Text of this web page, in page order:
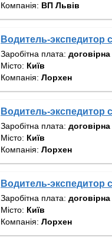
Компанія: ВП Львів
Водитель-экспедитор
Заробітна плата: договірна
Місто: Київ
Компанія: Лорхен
Водитель-экспедитор
Заробітна плата: договірна
Місто: Київ
Компанія: Лорхен
Водитель-экспедитор
Заробітна плата: договірна
Місто: Київ
Компанія: Лорхен